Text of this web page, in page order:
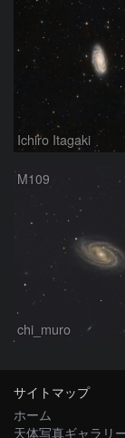
Ichiro Itagaki
M109
chi_muro
サイトマップ
ホーム
天体写真ギャラリ